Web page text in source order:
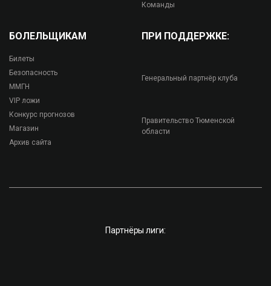
Команды
БОЛЕЛЬЩИКАМ
Билеты
Безопасность
ММГН
VIP ложи
Конкурс прогнозов
Магазин
Архив сайта
ПРИ ПОДДЕРЖКЕ:
Генеральный партнёр клуба
Правительство Тюменской
области
Партнёры лиги: